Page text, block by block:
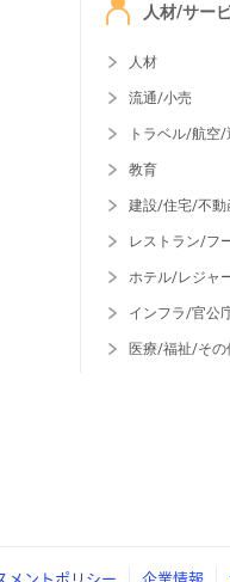
人材/サー
人材
流通/小売
トラベル/航空/
教育
建設/住宅/不動
レストラン/フ
ホテル/レジャ
インフラ/官公
医療/福祉/その